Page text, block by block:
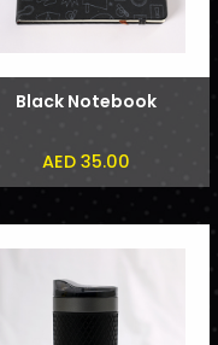
Black Notebook
AED 35.00